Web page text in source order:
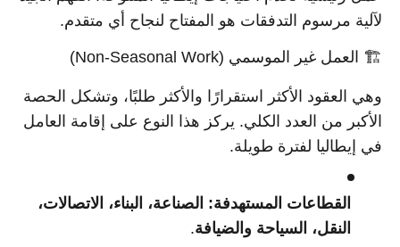
لآلية مرسوم التدفقات هو المفتاح لنجاح أي متقدم.
🏗️ العمل غير الموسمي (Non-Seasonal Work)
وهي العقود الأكثر استقرارًا والأكثر طلبًا، وتشكل الحصة
الأكبر من العدد الكلي. يركز هذا النوع على إقامة العامل
في إيطاليا لفترة طويلة.
القطاعات المستهدفة: الصناعة، البناء، الاتصالات،
النقل، السياحة والضيافة.